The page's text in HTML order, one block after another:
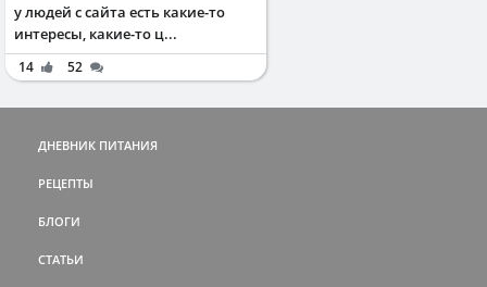
у людей с сайта есть какие-то
интересы, какие-то ц...
14 52
ДНЕВНИК ПИТАНИЯ
РЕЦЕПТЫ
БЛОГИ
СТАТЬИ